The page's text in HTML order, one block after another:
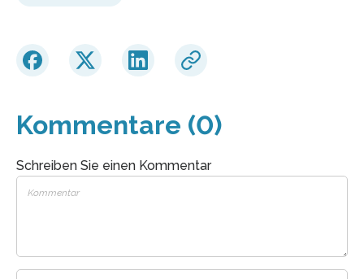
Kommentare (0)
Schreiben Sie einen Kommentar